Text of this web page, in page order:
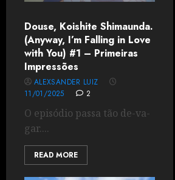
Douse, Koishite Shimaunda.
(Anyway, I’m Falling in Love
with You) #1 – Primeiras
Impressões
ALEXSANDER LUIZ
11/01/2025
2
O episódio passa tão de-va-
gar....
READ MORE